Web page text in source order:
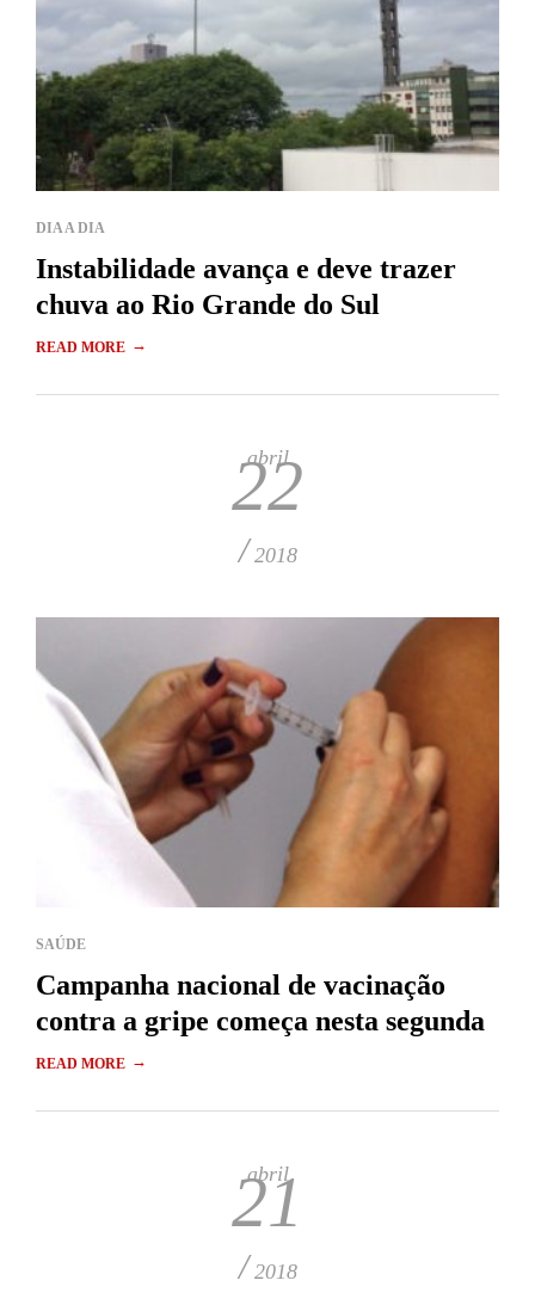
DIA A DIA
Instabilidade avança e deve trazer
chuva ao Rio Grande do Sul
READ MORE →
abril
22
/ 2018
SAÚDE
Campanha nacional de vacinação
contra a gripe começa nesta segunda
READ MORE →
abril
21
/ 2018